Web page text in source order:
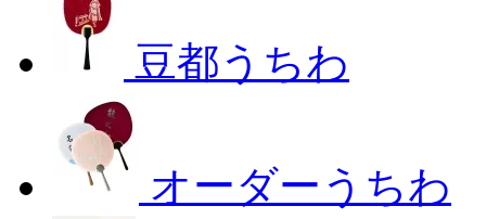
豆都うちわ
オーダーうちわ